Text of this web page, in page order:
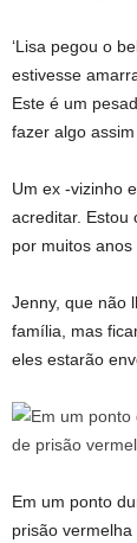
‘Lisa pegou o
estivesse
Este é um
fazer algo
Um ex -vizinho
acreditar. Estou
por muitos anos
Jenny, que não
família, mas
eles estarão
Em um ponto
prisão vermelha